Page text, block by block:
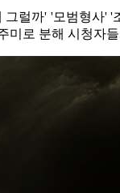
럴까' '모범형사'
미로 분해 시청자